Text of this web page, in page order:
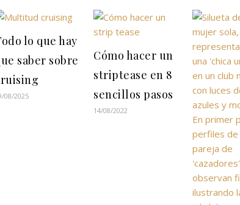
lo que hay
saber sobre
08/2025
Cómo hacer un
striptease en 8
sencillos pasos
14/08/2022